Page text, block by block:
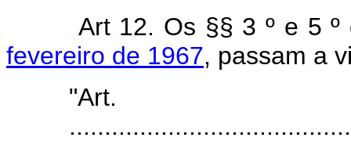
Art 12. Os §§ 3 º e 5
fevereiro de 1967, passam a